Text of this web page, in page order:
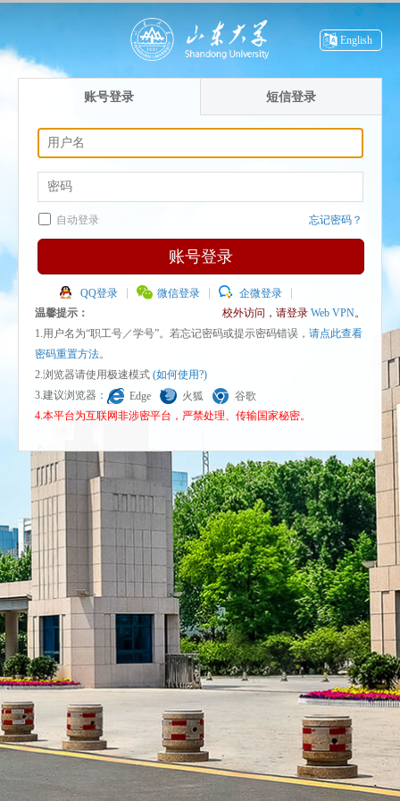
English
账号登录 短信登录
自动登录 忘记密码？
账号登录
QQ登录 微信登录
企微登录
温馨提示：
校外访问，请登录 Web VPN。
1.用户名为“职工号／学号”。若忘记密码或提示密码错误， 请点此查看
密码重置方法。
2.浏览器请使用极速模式 (如何使用?)
3.建议浏览器：
Edge 火狐
谷歌
4.本平台为互联网非涉密平台，严禁处理、传输国家秘密。